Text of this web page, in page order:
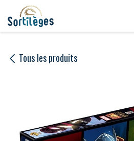
Se rendre au contenu
Tous les produits